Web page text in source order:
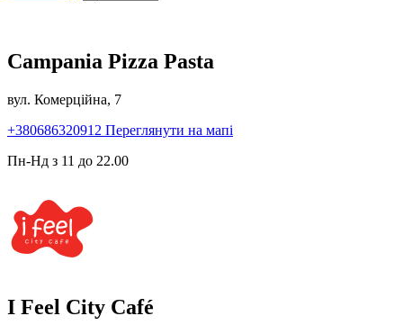
Campania Pizza Pasta
вул. Комерційна, 7
+380686320912 Переглянути на мапі
Пн-Нд з 11 до 22.00
I Feel City Café